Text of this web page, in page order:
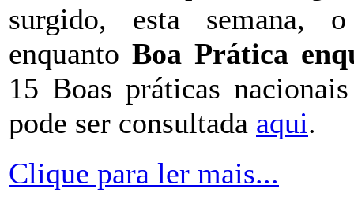
surgido, esta semana,
enquanto Boa Prática
15 Boas práticas
pode ser consultada aqui.
Clique para ler mais...